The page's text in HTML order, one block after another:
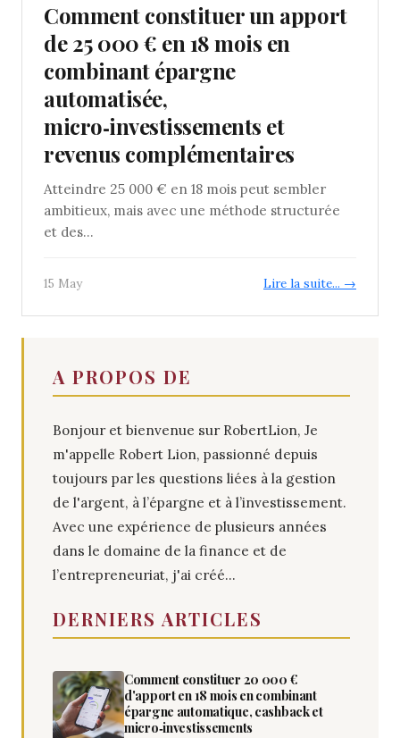
Comment constituer un apport
de 25 000 € en 18 mois en
combinant épargne
automatisée,
micro‑investissements et
revenus complémentaires
Atteindre 25 000 € en 18 mois peut sembler
ambitieux, mais avec une méthode structurée
et des...
15 May Lire la suite... →
A PROPOS DE
Bonjour et bienvenue sur RobertLion, Je
m'appelle Robert Lion, passionné depuis
toujours par les questions liées à la gestion
de l'argent, à l’épargne et à l’investissement.
Avec une expérience de plusieurs années
dans le domaine de la finance et de
l’entrepreneuriat, j'ai créé...
DERNIERS ARTICLES
Comment constituer 20 000 €
d'apport en 18 mois en combinant
épargne automatique, cashback et
micro‑investissements